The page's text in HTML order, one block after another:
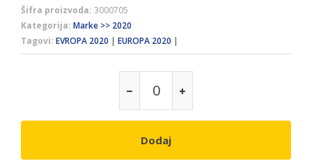
Šifra proizvoda: 3000705
Kategorija: Marke >> 2020
Tagovi: EVROPA 2020 | EUROPA 2020 |
Dodaj